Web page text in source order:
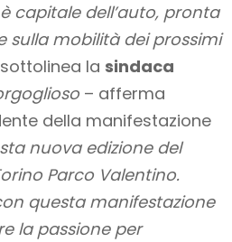
capitale dell’auto, pronta
sulla mobilità dei prossimi
sottolinea la sindaca
– afferma
della manifestazione
nuova edizione del
Parco Valentino.
questa manifestazione
la passione per